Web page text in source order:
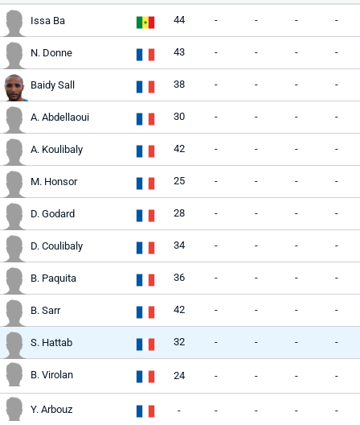
Issa Ba 44 - - - -
N. Donne 43 - - - -
Baidy Sall 38 - - - -
A. Abdellaoui 30 - - - -
A. Koulibaly 42 - - - -
M. Honsor 25 - - - -
D. Godard 28 - - - -
D. Coulibaly 34 - - - -
B. Paquita 36 - - - -
B. Sarr 42 - - - -
S. Hattab 32 - - - -
B. Virolan 24 - - - -
Y. Arbouz - - - - -